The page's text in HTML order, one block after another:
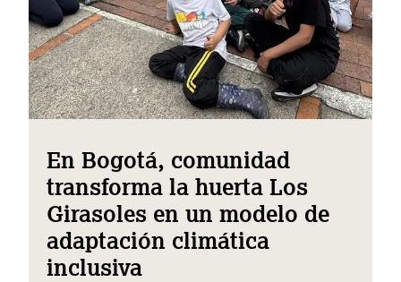
En Bogotá, comunidad
transforma la huerta Los
Girasoles en un modelo de
adaptación climática
inclusiva